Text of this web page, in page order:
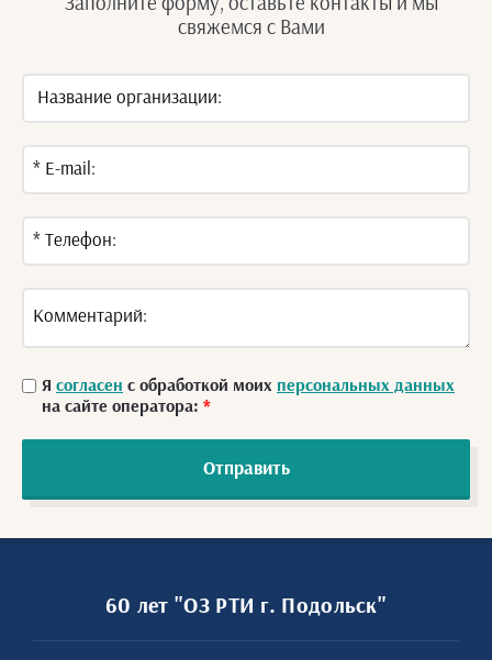
свяжемся с Вами
Я согласен с обработкой моих персональных данных
на сайте оператора: *
Отправить
60 лет "ОЗ РТИ г. Подольск"